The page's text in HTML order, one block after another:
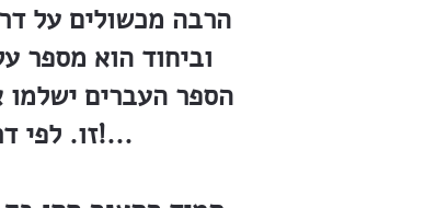
וביחוד הוא מספר
הספר העברים
זו. לפי דרישת חסן בק, צריכים היו תלמידי הגמנסיה בלבד, לשלם 6000 פרנק!...